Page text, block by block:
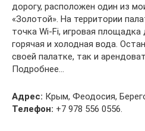
дорогу, расположен один из
«Золотой». На территории
точка Wi-Fi, игровая площадка
горячая и холодная вода.
своей палатке, так и
Подробнее…
Адрес: Крым, Феодосия,
Телефон: +7 978 556 0556.